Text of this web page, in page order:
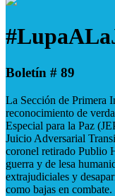
Boletín # 89
La Sección de Primera
reconocimiento de
Especial para la Paz
Juicio Adversarial
coronel retirado Publio
guerra y de lesa
extrajudiciales y
como bajas en combate.